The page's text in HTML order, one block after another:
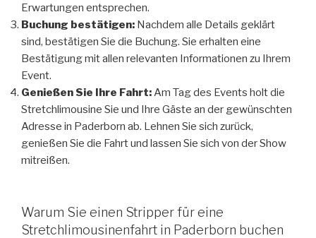
Erwartungen entsprechen.
Buchung bestätigen: Nachdem alle Details geklärt
sind, bestätigen Sie die Buchung. Sie erhalten eine
Bestätigung mit allen relevanten Informationen zu Ihrem
Event.
Genießen Sie Ihre Fahrt: Am Tag des Events holt die
Stretchlimousine Sie und Ihre Gäste an der gewünschten
Adresse in Paderborn ab. Lehnen Sie sich zurück,
genießen Sie die Fahrt und lassen Sie sich von der Show
mitreißen.
Warum Sie einen Stripper für eine
Stretchlimousinenfahrt in Paderborn buchen